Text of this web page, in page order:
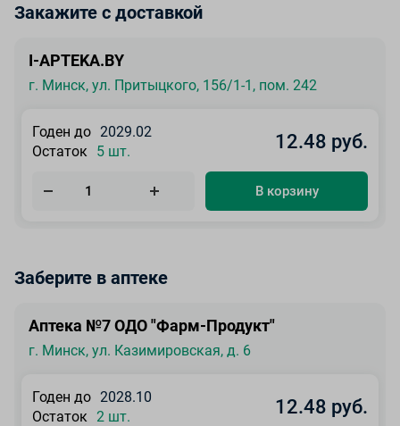
Закажите с доставкой
I-APTEKA.BY
г. Минск, ул. Притыцкого, 156/1-1, пом. 242
Годен до 2029.02
Остаток
5 шт. 12.48 руб.
В корзину
Заберите в аптеке
Аптека №7 ОДО "Фарм-Продукт"
г. Минск, ул. Казимировская, д. 6
Годен до 2028.10
Остаток
2 шт. 12.48 руб.